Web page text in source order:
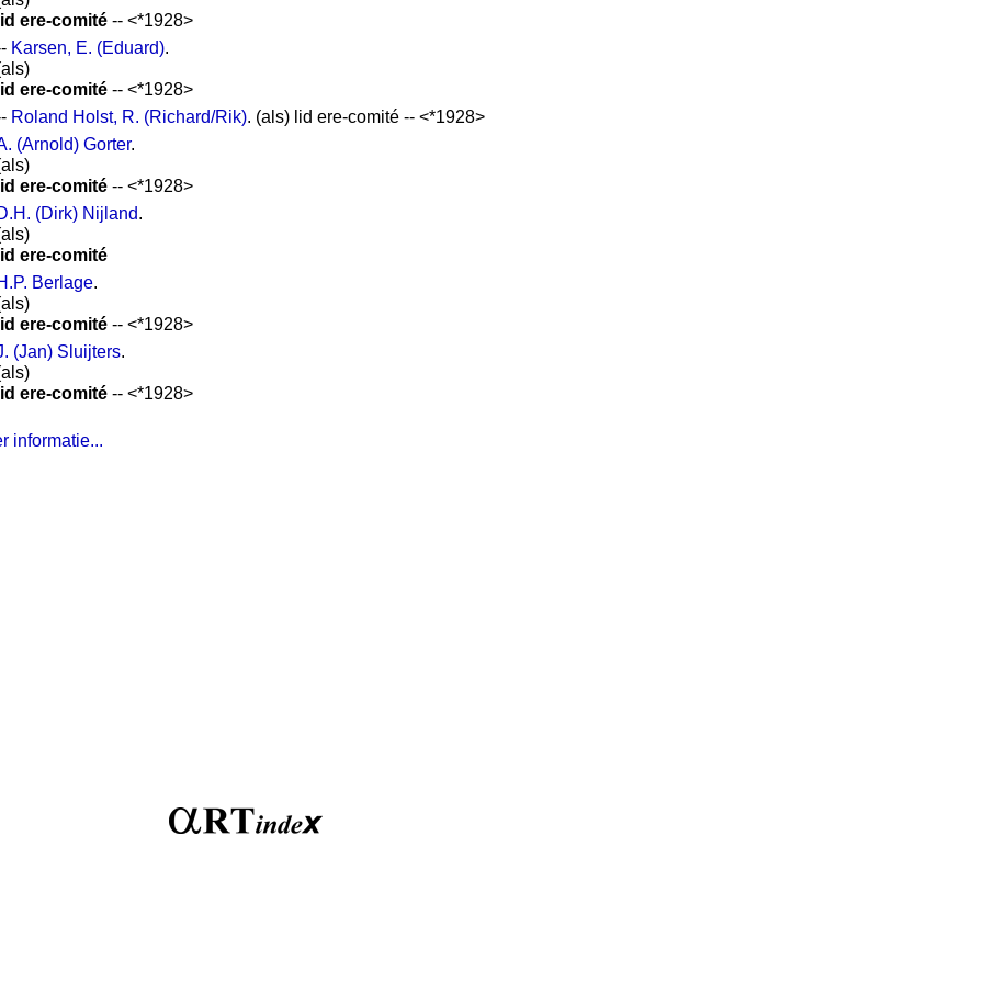
lid ere-comité -- <*1928>
Karsen, E. (Eduard).
lid ere-comité -- <*1928>
Roland Holst, R. (Richard/Rik). (als) lid ere-comité -- <*1928>
(Arnold) Gorter.
lid ere-comité -- <*1928>
(Dirk) Nijland.
lid ere-comité
Berlage.
lid ere-comité -- <*1928>
(Jan) Sluijters.
lid ere-comité -- <*1928>
informatie...